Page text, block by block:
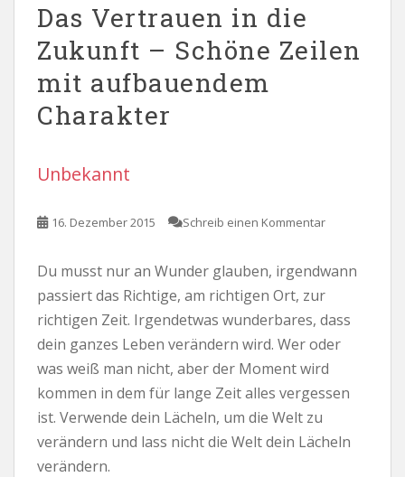
Das Vertrauen in die
Zukunft – Schöne Zeilen
mit aufbauendem
Charakter
Unbekannt
16. Dezember 2015 Schreib einen Kommentar
Du musst nur an Wunder glauben, irgendwann
passiert das Richtige, am richtigen Ort, zur
richtigen Zeit. Irgendetwas wunderbares, dass
dein ganzes Leben verändern wird. Wer oder
was weiß man nicht, aber der Moment wird
kommen in dem für lange Zeit alles vergessen
ist. Verwende dein Lächeln, um die Welt zu
verändern und lass nicht die Welt dein Lächeln
verändern.